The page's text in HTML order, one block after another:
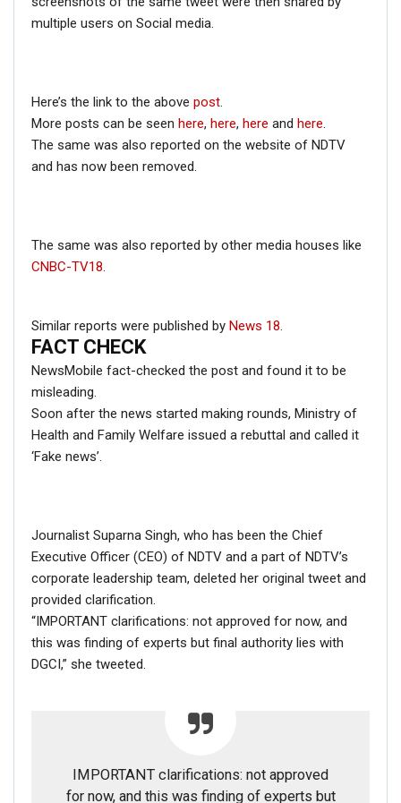
multiple users on Social media.
Here’s the link to the above post
More posts can be seen here, here, here and here
The same was also reported on the website of NDTV
and has now been removed.
The same was also reported by other media houses like
CNBC-TV18
Similar reports were published by News 18
FACT CHECK
NewsMobile fact-checked the post and found it to be
misleading.
Soon after the news started making rounds, Ministry of
Health and Family Welfare issued a rebuttal and called it
‘Fake news’.
Journalist Suparna Singh, who has been the Chief
Executive Officer (CEO) of NDTV and a part of NDTV’s
corporate leadership team, deleted her original tweet and
provided clarification.
“IMPORTANT clarifications: not approved for now, and
this was finding of experts but final authority lies with
DGCI,” she tweeted.
IMPORTANT clarifications: not approved
for now, and this was finding of experts but